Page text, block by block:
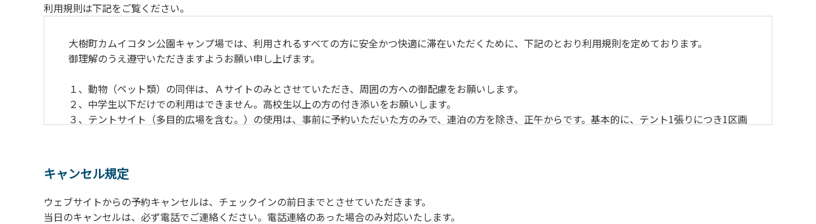
利用規則は下記をご覧ください。
大樹町カムイコタン公園キャンプ場では、利用されるすべての方に安全かつ快適に滞在いただくために、下記のとおり利用規則を定めております。
御理解のうえ遵守いただきますようお願い申し上げます。
１、動物（ペット類）の同伴は、Ａサイトのみとさせていただき、周囲の方への御配慮をお願いします。
２、中学生以下だけでの利用はできません。高校生以上の方の付き添いをお願いします。
３、テントサイト（多目的広場を含む。）の使用は、事前に予約いただいた方のみで、連泊の方を除き、正午からです。基本的に、テント1張りにつき1区画
４、車両は、荷物の積み下ろし時以外は、駐車場にとめてください。
５、チェックアウトは、午前10時まで（日帰り使用の場合は午後5時まで）です。チェックインの手続きを行っていない方や使用人数が増えた場合は、必ず
手続きを行ってください。
６、ゴミは分別されたもののみ回収します。午前8時30分から午前10時までの間にゴミステーションに出してください。日帰り使用の方及び午前７時30分前
キャンセル規定
ウェブサイトからの予約キャンセルは、チェックインの前日までとさせていただきます。
当日のキャンセルは、必ず電話でご連絡ください。電話連絡のあった場合のみ対応いたします。